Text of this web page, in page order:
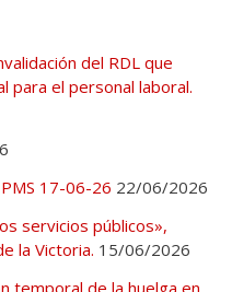
del RDL que
para el personal laboral.
17-06-26 22/06/2026
servicios públicos»,
la Victoria. 15/06/2026
temporal de la huelga en